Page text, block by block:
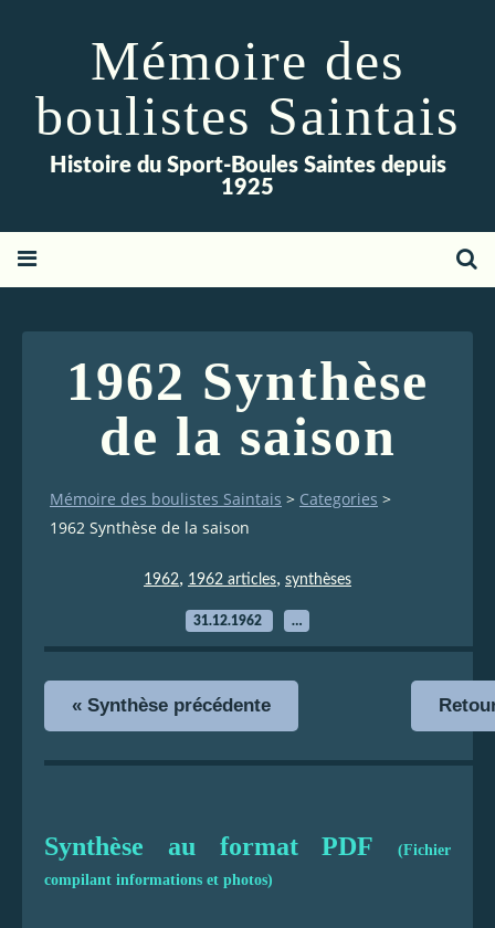
Mémoire des
boulistes Saintais
Histoire du Sport-Boules Saintes depuis
1925
1962 Synthèse
de la saison
Mémoire des boulistes Saintais > Categories >
1962 Synthèse de la saison
1962, 1962 articles, synthèses
31.12.1962 …
« Synthèse précédente
Synthèse au format PDF
(Fichier
compilant informations et photos)